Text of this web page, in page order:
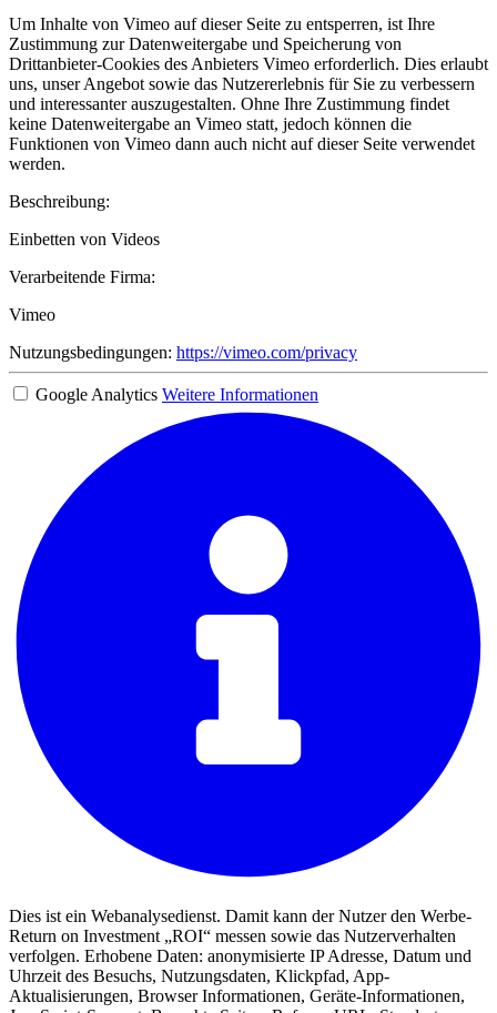
Um Inhalte von Vimeo auf dieser Seite zu entsperren, ist Ihre
Zustimmung zur Datenweitergabe und Speicherung von
Drittanbieter-Cookies des Anbieters Vimeo erforderlich. Dies erlaubt
uns, unser Angebot sowie das Nutzererlebnis für Sie zu verbessern
und interessanter auszugestalten. Ohne Ihre Zustimmung findet
keine Datenweitergabe an Vimeo statt, jedoch können die
Funktionen von Vimeo dann auch nicht auf dieser Seite verwendet
werden.
Beschreibung:
Einbetten von Videos
Verarbeitende Firma:
Vimeo
Nutzungsbedingungen: https://vimeo.com/privacy
Google Analytics Weitere Informationen
Dies ist ein Webanalysedienst. Damit kann der Nutzer den Werbe-
Return on Investment „ROI“ messen sowie das Nutzerverhalten
verfolgen. Erhobene Daten: anonymisierte IP Adresse, Datum und
Uhrzeit des Besuchs, Nutzungsdaten, Klickpfad, App-
Aktualisierungen, Browser Informationen, Geräte-Informationen,